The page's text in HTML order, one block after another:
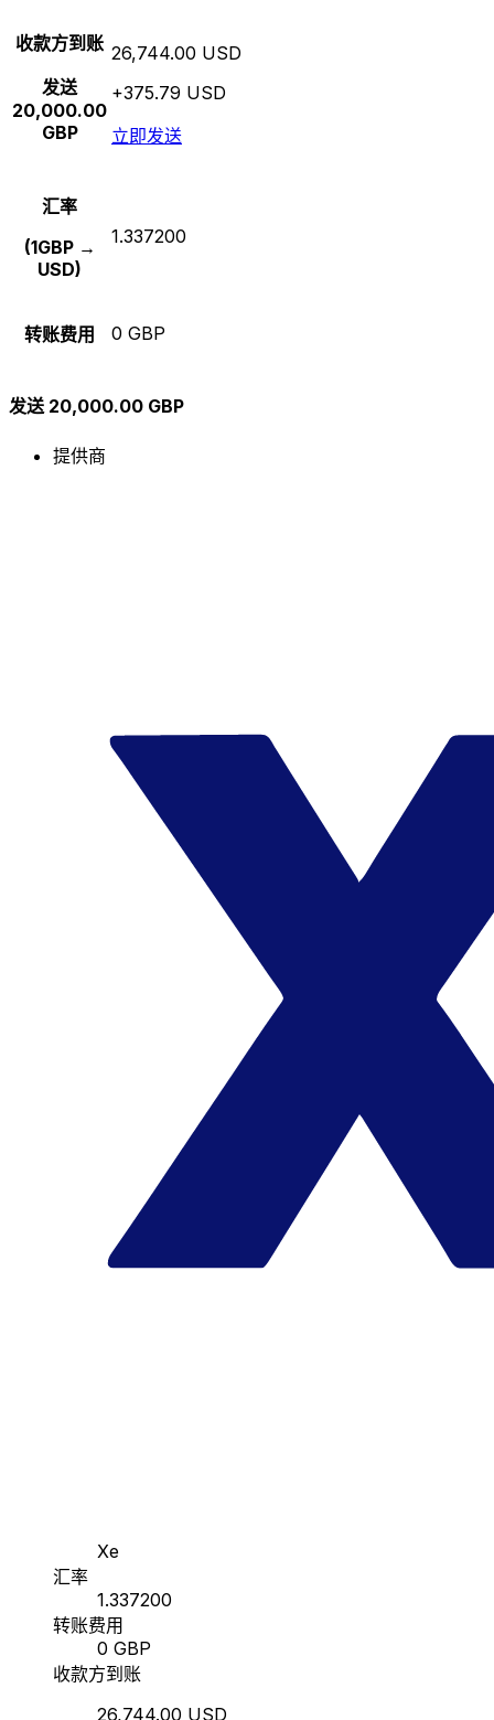
收款方到账
发送
20,000.00
GBP
26,744.00 USD
+375.79 USD
立即发送
汇率
(1GBP →
USD)
1.337200
转账费用 0 GBP
发送 20,000.00 GBP
提供商
Xe
汇率
1.337200
转账费用
0 GBP
收款方到账
26,744.00 USD